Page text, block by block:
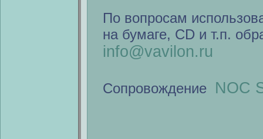
По вопросам
на бумаге, CD и т.п.
info@vavilon.ru
Сопровождение NOC